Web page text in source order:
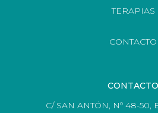
TERAPIAS
CONTACTO
CONTACTO
C/ SAN ANTÓN, Nº 48-50,